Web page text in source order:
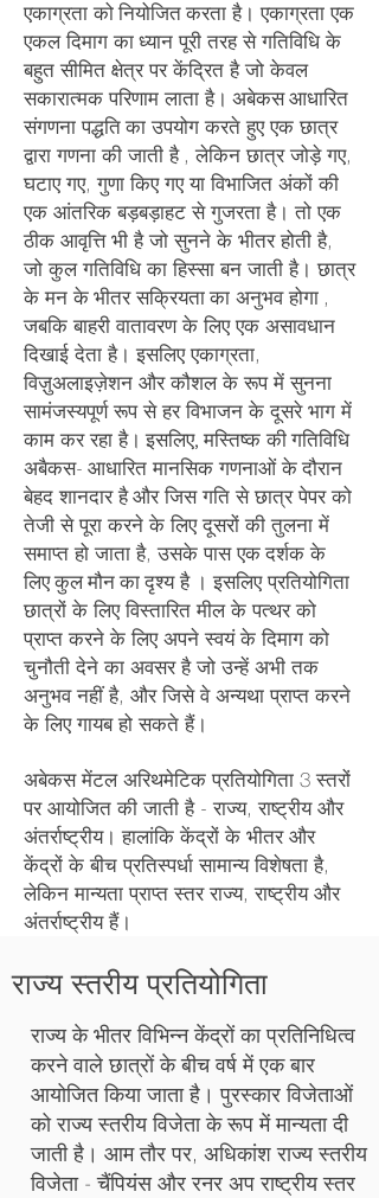
एकाग्रता को नियोजित करता है। एकाग्रता एक
एकल दिमाग का ध्यान पूरी तरह से गतिविधि के
बहुत सीमित क्षेत्र पर केंद्रित है जो केवल
सकारात्मक परिणाम लाता है। अबेकस आधारित
संगणना पद्धति का उपयोग करते हुए एक छात्र
द्वारा गणना की जाती है , लेकिन छात्र जोड़े गए,
घटाए गए, गुणा किए गए या विभाजित अंकों की
एक आंतरिक बड़बड़ाहट से गुजरता है। तो एक
ठीक आवृत्ति भी है जो सुनने के भीतर होती है,
जो कुल गतिविधि का हिस्सा बन जाती है। छात्र
के मन के भीतर सक्रियता का अनुभव होगा ,
जबकि बाहरी वातावरण के लिए एक असावधान
दिखाई देता है। इसलिए एकाग्रता,
विज़ुअलाइज़ेशन और कौशल के रूप में सुनना
सामंजस्यपूर्ण रूप से हर विभाजन के दूसरे भाग में
काम कर रहा है। इसलिए,मस्तिष्क कीगतिविधि
अबैकस- आधारित मानसिक गणनाओं के दौरान
बेहद शानदार है और जिस गति से छात्र पेपर को
तेजी से पूरा करने के लिए दूसरों की तुलना में
समाप्त हो जाता है, उसके पास एक दर्शक के
लिए कुल मौन का दृश्य है । इसलिए प्रतियोगिता
छात्रों के लिए विस्तारित मील के पत्थर को
प्राप्त करने के लिए अपने स्वयं के दिमाग को
चुनौती देने का अवसर है जो उन्हें अभी तक
अनुभव नहीं है, और जिसे वे अन्यथा प्राप्त करने
के लिए गायब हो सकते हैं।
अबेकस मेंटल अरिथमेटिक प्रतियोगिता 3 स्तरों
पर आयोजित की जाती है - राज्य, राष्ट्रीय और
अंतर्राष्ट्रीय। हालांकि केंद्रों के भीतर और
केंद्रों के बीच प्रतिस्पर्धा सामान्य विशेषता है,
लेकिन मान्यता प्राप्त स्तर राज्य, राष्ट्रीय और
अंतर्राष्ट्रीय हैं।
राज्य स्तरीय प्रतियोगिता
राज्य के भीतर विभिन्न केंद्रों का प्रतिनिधित्व
करने वाले छात्रों के बीच वर्ष में एक बार
आयोजित किया जाता है। पुरस्कार विजेताओं
को राज्य स्तरीय विजेता के रूप में मान्यता दी
जाती है। आम तौर पर, अधिकांश राज्य स्तरीय
विजेता - चैंपियंस और रनर अप राष्ट्रीय स्तर